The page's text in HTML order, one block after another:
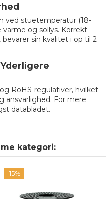
ved stuetemperatur (18-
varme og sollys. Korrekt
sin kvalitet i op til 2
RoHS-regulativer, hvilket
ansvarlighed. For mere
databladet.
kategori:
-15%